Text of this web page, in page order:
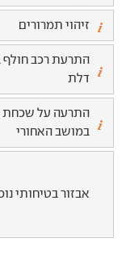
זיהוי תמרורים
התרעת רכב
דלת
התרעה על שכחת
במושב האחורי
אבזור בטיחותי